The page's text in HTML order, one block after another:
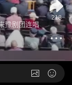
豫剧团连唱
218